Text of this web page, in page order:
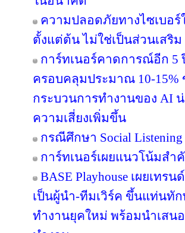
ความปลอดภัยทางไซเบอ
ตั้งแต่ต้น ไม่ใช่เป็นส่วนเสริม
การ์ทเนอร์คาดการณ์อีก 5
ครอบคลุมประมาณ 10-15%
กระบวนการทำงานของ AI
ความเสี่ยงเพิ่มขึ้น
กรณีศึกษา Social
การ์ทเนอร์เผยแนวโน้มส
BASE Playhouse เผยเท
เป็นผู้นำ-ทีมเวิร์ค ขึ้นแท่นทั
ทำงานยุคใหม่ พร้อมนำเสน